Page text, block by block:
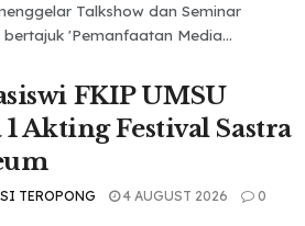
Talkshow dan Seminar
bertajuk 'Pemanfaatan Media...
FKIP UMSU
1 Akting Festival Sastra
TEROPONG 4 AUGUST 2026 0